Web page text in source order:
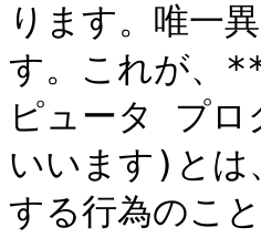
ります。唯一
す。これが、
ピュータ プロ
いいます)とは
する行為のこ